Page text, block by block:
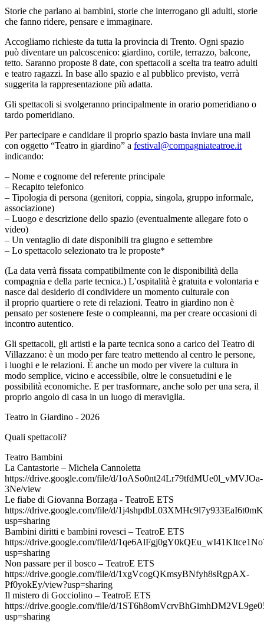
Storie che parlano ai bambini, storie che interrogano gli adulti, storie
che fanno ridere, pensare e immaginare.
Accogliamo richieste da tutta la provincia di Trento. Ogni spazio
può diventare un palcoscenico: giardino, cortile, terrazzo, balcone,
tetto. Saranno proposte 8 date, con spettacoli a scelta tra teatro adulti
e teatro ragazzi. In base allo spazio e al pubblico previsto, verrà
suggerita la rappresentazione più adatta.
Gli spettacoli si svolgeranno principalmente in orario pomeridiano o
tardo pomeridiano.
Per partecipare e candidare il proprio spazio basta inviare una mail
con oggetto “Teatro in giardino” a festival@compagniateatroe.it
indicando:
– Nome e cognome del referente principale
– Recapito telefonico
– Tipologia di persona (genitori, coppia, singola, gruppo informale,
associazione)
– Luogo e descrizione dello spazio (eventualmente allegare foto o
video)
– Un ventaglio di date disponibili tra giugno e settembre
– Lo spettacolo selezionato tra le proposte*
(La data verrà fissata compatibilmente con le disponibilità della
compagnia e della parte tecnica.) L’ospitalità è gratuita e volontaria e
nasce dal desiderio di condividere un momento culturale con
il proprio quartiere o rete di relazioni. Teatro in giardino non è
pensato per sostenere feste o compleanni, ma per creare occasioni di
incontro autentico.
Gli spettacoli, gli artisti e la parte tecnica sono a carico del Teatro di
Villazzano: è un modo per fare teatro mettendo al centro le persone,
i luoghi e le relazioni. È anche un modo per vivere la cultura in
modo semplice, vicino e accessibile, oltre le consuetudini e le
possibilità economiche. E per trasformare, anche solo per una sera, il
proprio angolo di casa in un luogo di meraviglia.
Teatro in Giardino - 2026
Quali spettacoli?
Teatro Bambini
La Cantastorie – Michela Cannoletta
https://drive.google.com/file/d/1oASo0nt24Lr79tfdMUe0l_vMVJOa-
3Ne/view
Le fiabe di Giovanna Borzaga - TeatroE ETS
https://drive.google.com/file/d/
usp=sharing
Bambini diritti e bambini rovesci – TeatroE ETS
https://drive.google.com/file/d/
usp=sharing
Non passare per il bosco – TeatroE ETS
https://drive.google.com/file/d/1xgVcogQKmsyBNfyh8sRgpAX-
Pf0yokEy/view?usp=sharing
Il mistero di Gocciolino – TeatroE ETS
https://drive.google.com/file/d/
usp=sharing